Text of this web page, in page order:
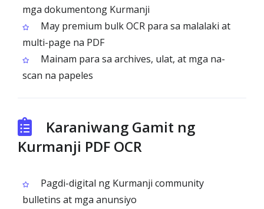
mga dokumentong Kurmanji
May premium bulk OCR para sa malalaki at
multi-page na PDF
Mainam para sa archives, ulat, at mga na-
scan na papeles
Karaniwang Gamit ng
Kurmanji PDF OCR
Pagdi-digital ng Kurmanji community
bulletins at mga anunsiyo